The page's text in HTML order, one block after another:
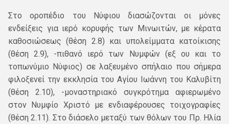
Στο οροπέδιο του Νύφιου διασώζονται οι μόνες
ενδείξεις για ιερό κορυφής των Μινωιτών, με κέρατα
καθοσιώσεως (θέση 2.8) και υπολείμματα κατοίκισης
(θέση 2.9), -πιθανό ιερό των Νυμφών (εξ ου και το
τοπωνύμιο Νύφιος) σε λαξευμένο σπήλαιο που σήμερα
φιλοξενεί την εκκλησία του Αγίου Ιωάννη του Καλυβίτη
(θέση 2.10), -μοναστηριακό συγκρότημα αφιερωμένο
στον Νυμφίο Χριστό με ενδιαφέρουσες τοιχογραφίες
(θέση 2.11). Στο διάσελο μεταξύ των θόλων του Πρ. Ηλία